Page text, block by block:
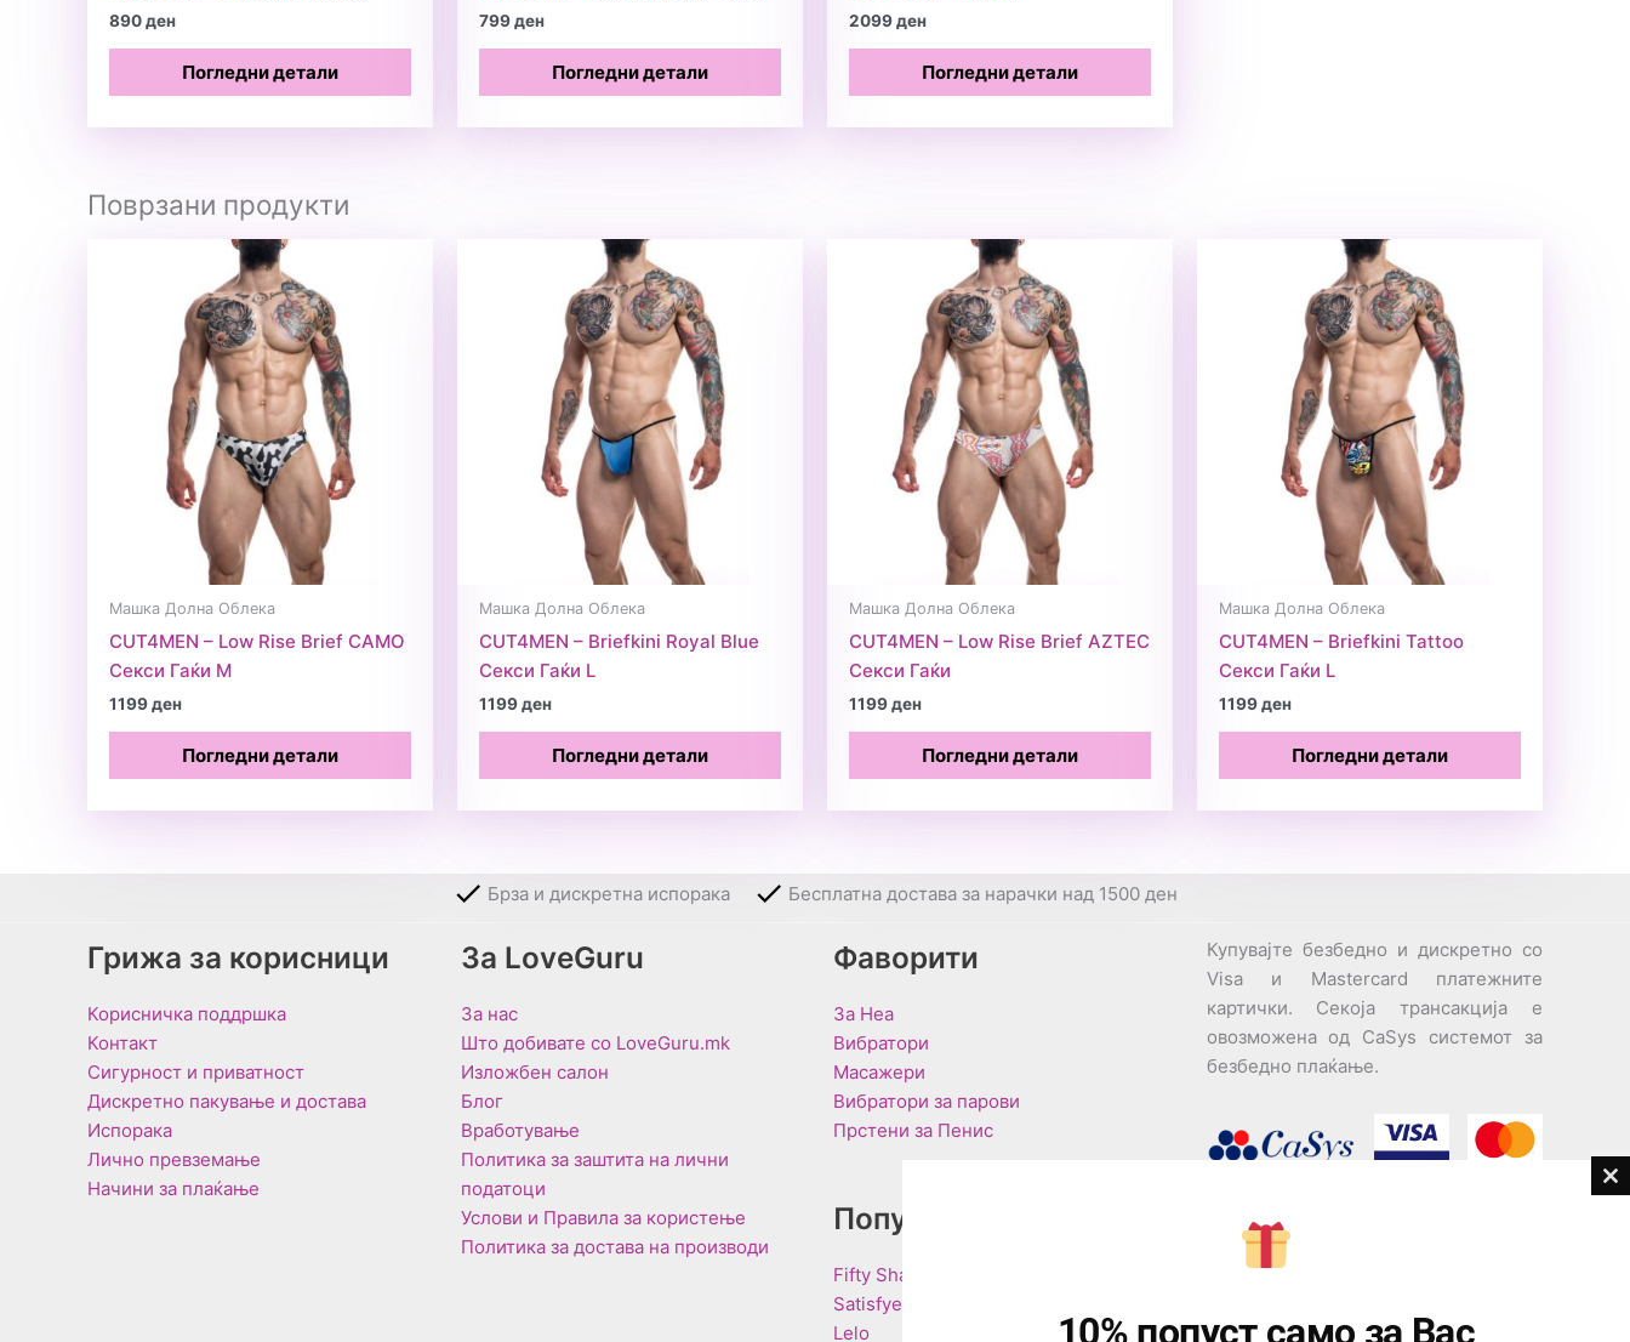
890ден
Погледни детали
799ден
Погледни детали
2099ден
Погледни детали
Поврзани продукти
Машка Долна Облека
CUT4MEN – Low Rise Brief CAMO
Секси Гаќи M
1199ден
Погледни детали
Машка Долна Облека
CUT4MEN – Briefkini Royal Blue
Секси Гаќи L
1199ден
Погледни детали
Машка Долна Облека
CUT4MEN – Low Rise Brief AZTEC
Секси Гаќи
1199ден
Погледни детали
Машка Долна Облека
CUT4MEN – Briefkini Tattoo
Секси Гаќи L
1199ден
Погледни детали
Брза и дискретна испорака Бесплатна достава за нарачки над 1500 ден
Грижа за корисници
Корисничка поддршка
Контакт
Сигурност и приватност
Дискретно пакување и достава
Испорака
Лично превземање
Начини за плаќање
За LoveGuru
За нас
Што добивате со LoveGuru.mk
Изложбен салон
Блог
Вработување
Политика за заштита на лични
податоци
Услови и Правила за користење
Политика за достава на производи
Фаворити
За Неа
Вибратори
Масажери
Вибратори за парови
Прстени за Пенис
Популарни Брендови
Fifty Shades of Grey
Satisfyer
Lelo
Купувајте безбедно и дискретно со
Visa и Mastercard платежните
картички. Секоја трансакција е
овозможена од CaSys системот за
безбедно плаќање.
Центар за корисници
076945497; 076945498
10% попуст само за Вас